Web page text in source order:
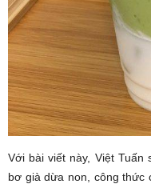
Với bài viết này, Việt Tuấn
bơ già dừa non, công thức